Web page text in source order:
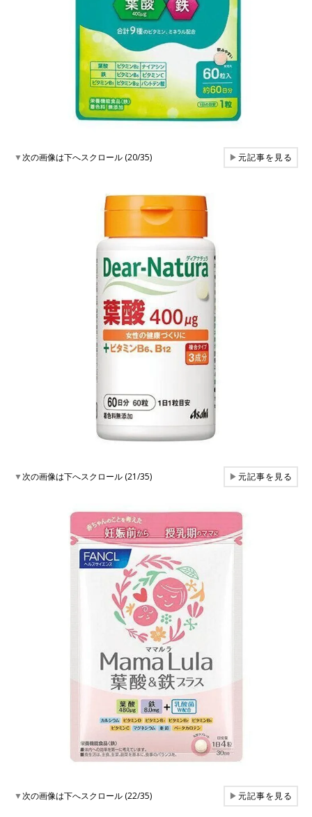
▼次の画像は下へスクロール (20/35) ▶元記事を見る
▼次の画像は下へスクロール (21/35) ▶元記事を見る
▼次の画像は下へスクロール (22/35) ▶元記事を見る